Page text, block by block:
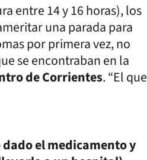
entre 14 y 16 horas), los
una parada para
por primera vez, no
se encontraban en la
de Corrientes. “El que
el medicamento y